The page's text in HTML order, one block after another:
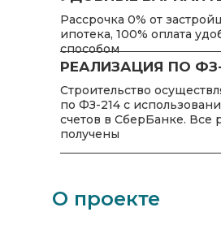
Рассрочка 0% от
ипотека, 100% оплата
способом
РЕАЛИЗАЦИЯ ПО ФЗ-
Строительство
по ФЗ-214 с
счетов в СберБанке. Все
получены
О проекте